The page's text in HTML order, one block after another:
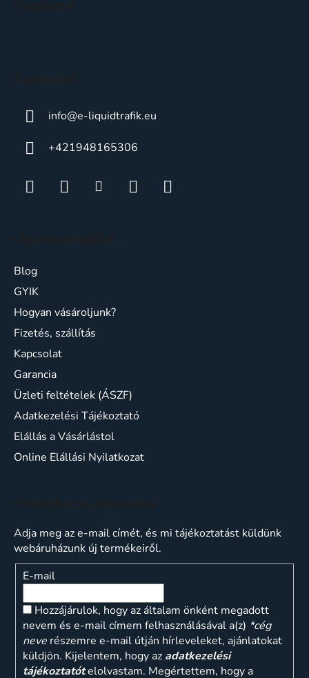
info@e-liquidtrafik.eu
+421948165306
Blog
GYIK
Hogyan vásároljunk?
Fizetés, szállítás
Kapcsolat
Garancia
Üzleti feltételek (ÁSZF)
Adatkezelési Tájékoztató
Elállás a Vásárlástol
Online Elállási Nyilatkozat
Adja meg az e-mail címét, és mi tájékoztatást küldünk
webáruházunk új termékeiről.
E-mail
Hozzájárulok, hogy az általam önként megadott
nevem és e-mail címem felhasználásával a(z) *cég
neve részemre e-mail útján hírleveleket, ajánlatokat
küldjön. Kijelentem, hogy az adatkezelési
tájékoztatótelolvastam. Megértettem, hogy a